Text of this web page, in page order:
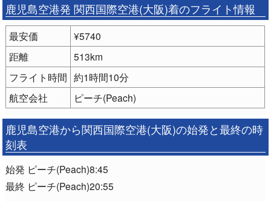
鹿児島空港発 関西国際空港(大阪)着のフライト情報
最安価
¥5740
距離
513km
フライト時間 約1時間10分
航空会社
ピーチ(Peach)
鹿児島空港から関西国際空港(大阪)の始発と最終の時
刻表
始発 ピーチ(Peach)8:45
最終 ピーチ(Peach)20:55